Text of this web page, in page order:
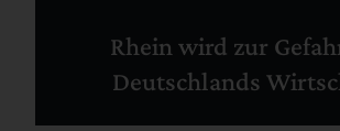
Rhein wird zur
Deutschlands